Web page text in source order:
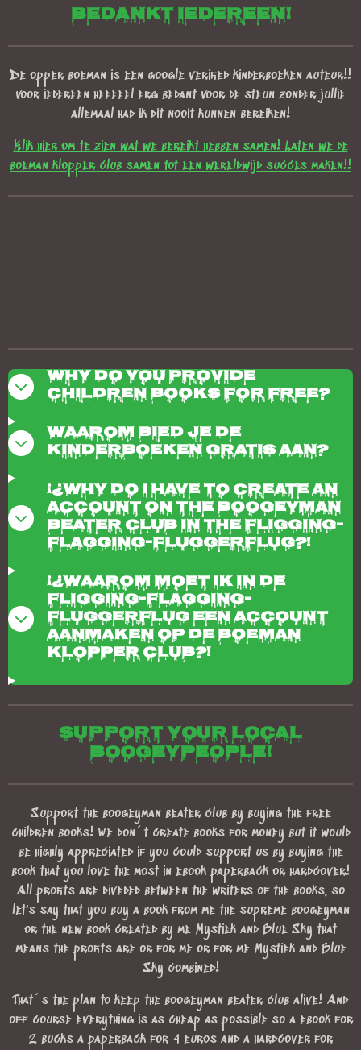
bedankt iedereen!
De opper boeman is een google verified kinderboeken auteur!!
voor iedereen heeeeel erg bedant voor de steun zonder jullie
allemaal had ik dit nooit kunnen bereiken!
Klik hier om te zien wat we bereikt hebben samen! Laten we de
boeman klopper club samen tot een wereldwijd succes maken!!
Why do you provide
children books for free?
Waarom bied je de
kinderboeken gratis aan?
¡¿Why do I have to create an
account on the boogeyman
beater club in the fligging-
flagging-fluggerflug?!
¡¿Waarom moet ik in de
fligging-flagging-
fluggerflug een account
aanmaken op de boeman
klopper club?!
Support your local
boogeypeople!
Support the boogeyman beater club by buying the free
children books! We don´t create books for money but it would
be highly appreciated if you could support us by buying the
book that you love the most in ebook paperback or hardcover!
All profits are diveded between the writers of the books, so
let's say that you buy a book from me the supreme boogeyman
or the new book created by me Mystiek and Blue Sky that
means the profits are or for me or for me Mystiek and Blue
Sky combined!
That´s the plan to keep the boogeyman beater club alive! And
off course everything is as cheap as possible so a ebook for
2 bucks a paperback for 4 euros and a hardcover for